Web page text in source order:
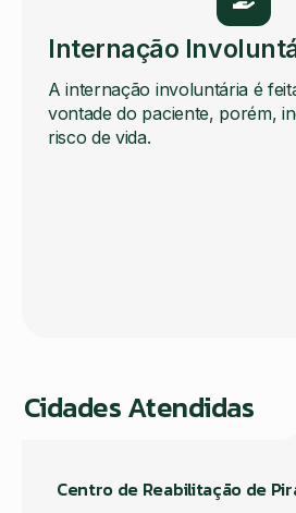
Internação
A internação involuntária é
vontade do paciente, porém,
risco de vida.
Cidades Atendidas
Centro de Reabilitação de